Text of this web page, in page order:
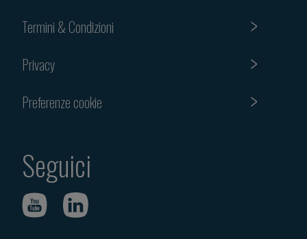
Termini & Condizioni
Privacy
Preferenze cookie
Seguici